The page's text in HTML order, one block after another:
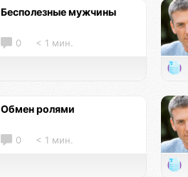
Бесполезные мужчины
0 < 1 мин.
Обмен ролями
0 < 1 мин.